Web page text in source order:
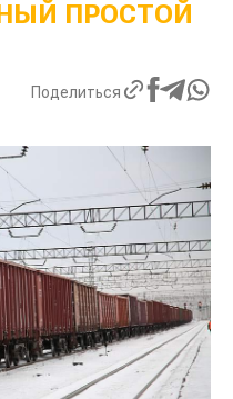
ПРОСТОЙ
Поделиться